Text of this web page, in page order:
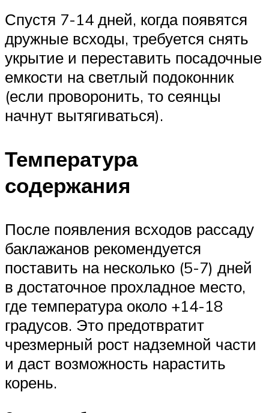
Спустя 7-14 дней, когда появятся
дружные всходы, требуется снять
укрытие и переставить посадочные
емкости на светлый подоконник
(если проворонить, то сеянцы
начнут вытягиваться).
Температура
содержания
После появления всходов рассаду
баклажанов рекомендуется
поставить на несколько (5-7) дней
в достаточное прохладное место,
где температура около +14-18
градусов. Это предотвратит
чрезмерный рост надземной части
и даст возможность нарастить
корень.